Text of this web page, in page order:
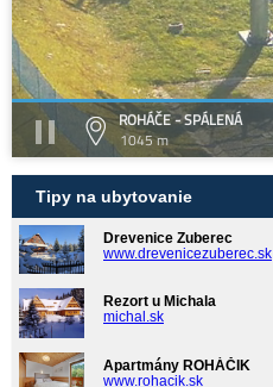
ROHÁČE - SPÁLENÁ
1045 m
Tipy na ubytovanie
Drevenice Zuberec
www.drevenicezuberec.sk
Rezort u Michala
michal.sk
Apartmány ROHÁČIK
www.rohacik.sk